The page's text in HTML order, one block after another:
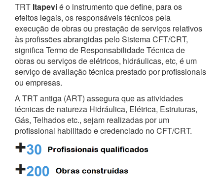
TRT Itapevié o instrumento que define, para os
efeitos legais, os responsáveis técnicos pela
execução de obras ou prestação de serviços relativos
às profissões abrangidas pelo Sistema CFT/CRT,
significa Termo de Responsabilidade Técnica de
obras ou serviços de elétricos, hidráulicas, etc, é um
serviço de avaliação técnica prestado por profissionais
ou empresas.
A TRT antiga (ART) assegura que as atividades
técnicas de natureza Hidráulica, Elétrica, Estruturas,
Gás, Telhados etc., sejam realizadas por um
profissional habilitado e credenciado no CFT/CRT.